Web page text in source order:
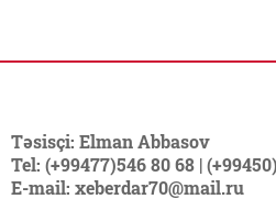
Təsisçi: Elman Abbasov
Tel: (+99477)546 80 68 |
E-mail: xeberdar70@mail.ru